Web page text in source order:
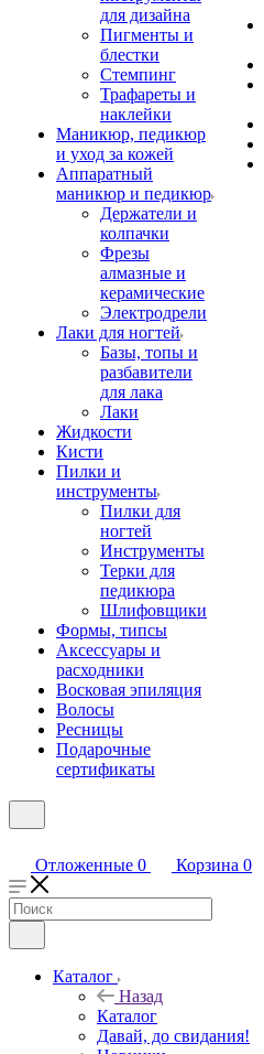
для дизайна
Пигменты и
блестки
Стемпинг
Трафареты и
наклейки
Маникюр, педикюр
и уход за кожей
Аппаратный
маникюр и педикюр
Держатели и
колпачки
Фрезы
алмазные и
керамические
Электродрели
Лаки для ногтей
Базы, топы и
разбавители
для лака
Лаки
Жидкости
Кисти
Пилки и
инструменты
Пилки для
ногтей
Инструменты
Терки для
педикюра
Шлифовщики
Формы, типсы
Аксессуары и
расходники
Восковая эпиляция
Волосы
Ресницы
Подарочные
сертификаты
Отложенные 0 Корзина 0
Каталог
Назад
Каталог
Давай, до свидания!